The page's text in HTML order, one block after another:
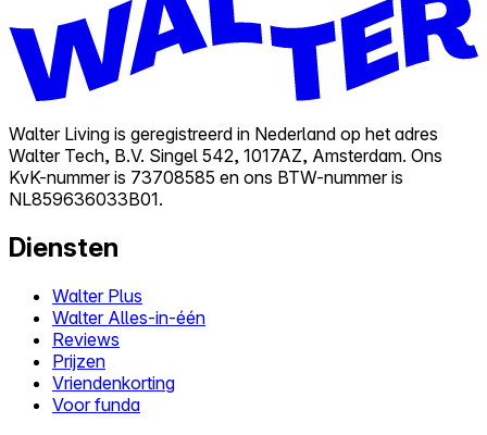
Walter Living is geregistreerd in Nederland op het adres
Walter Tech, B.V. Singel 542, 1017AZ, Amsterdam. Ons
KvK-nummer is 73708585 en ons BTW-nummer is
NL859636033B01.
Diensten
Walter Plus
Walter Alles-in-één
Reviews
Prijzen
Vriendenkorting
Voor funda